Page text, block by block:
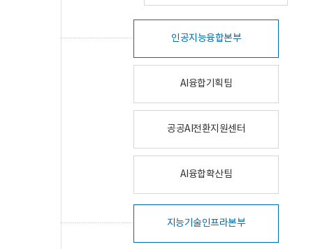
인공지능융합본부
AI융합기획팀
공공AI전환지원센터
AI융합확산팀
지능기술인프라본부